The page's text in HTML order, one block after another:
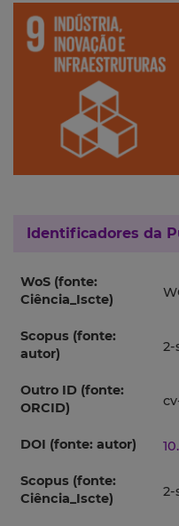
Identificadores da
WoS (fonte:
Ciência_Iscte)
Scopus (fonte:
autor)
2-
Outro ID (fonte:
ORCID)
DOI (fonte: autor)
Scopus (fonte:
Ciência_Iscte)
2-